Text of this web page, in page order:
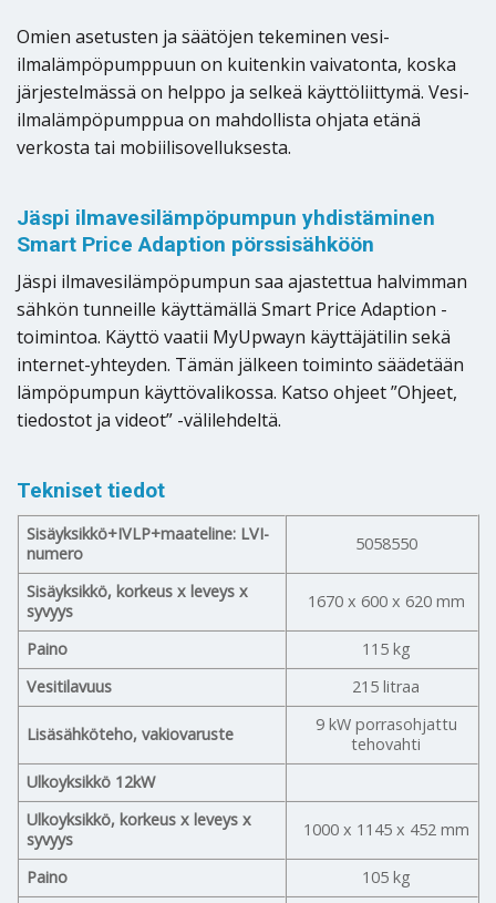
Omien asetusten ja säätöjen tekeminen vesi-
ilmalämpöpumppuun on kuitenkin vaivatonta, koska
järjestelmässä on helppo ja selkeä käyttöliittymä. Vesi-
ilmalämpöpumppua on mahdollista ohjata etänä
verkosta tai mobiilisovelluksesta.
Jäspi ilmavesilämpöpumpun yhdistäminen
Smart Price Adaption pörssisähköön
Jäspi ilmavesilämpöpumpun saa ajastettua halvimman
sähkön tunneille käyttämällä Smart Price Adaption -
toimintoa. Käyttö vaatii MyUpwayn käyttäjätilin sekä
internet-yhteyden. Tämän jälkeen toiminto säädetään
lämpöpumpun käyttövalikossa. Katso ohjeet ”Ohjeet,
tiedostot ja videot” -välilehdeltä.
Tekniset tiedot
Sisäyksikkö+IVLP+maateline: LVI-
numero
5058550
Sisäyksikkö, korkeus x leveys x
syvyys
1670 x 600 x 620 mm
Paino
115 kg
Vesitilavuus
215 litraa
Lisäsähköteho, vakiovaruste
9 kW porrasohjattu
tehovahti
Ulkoyksikkö 12kW
Ulkoyksikkö, korkeus x leveys x
syvyys
1000 x 1145 x 452 mm
Paino
105 kg